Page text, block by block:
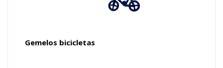
Gemelos bicicletas